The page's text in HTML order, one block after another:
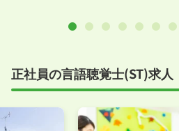
正社員の言語聴覚士(ST)求人